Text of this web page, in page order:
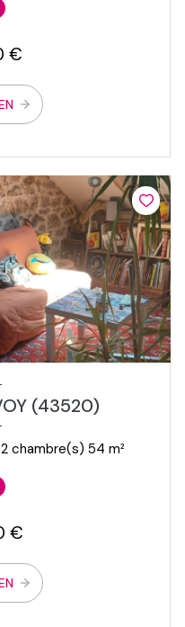
€
(43520)
Appartement 4 pièce(s) 2 chambre(s) 54 m²
€